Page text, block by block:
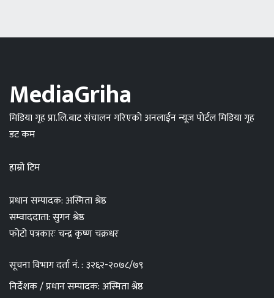
MediaGriha
मिडिया गृह प्रा.लि.बाट संचालन गरिएको अनलाईन न्यूज पोर्टल मिडिया गृह
डट कम
हाम्रो टिम
प्रधान सम्पादक: अस्मिता श्रेष्ठ
सम्वाददाता: सुगन श्रेष्ठ
फोटो पत्रकारः चन्द्र कृष्ण चक्रधर
सूचना विभाग दर्ता नं. : ३२६२-२०७८/७९
निर्देशक / प्रधान सम्पादक: अस्मिता श्रेष्ठ